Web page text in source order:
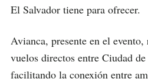
El Salvador tiene para ofrecer.
Avianca, presente en el
vuelos directos entre Ciudad
facilitando la conexión entre